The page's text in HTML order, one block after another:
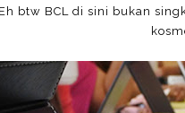
btw BCL di sini bukan